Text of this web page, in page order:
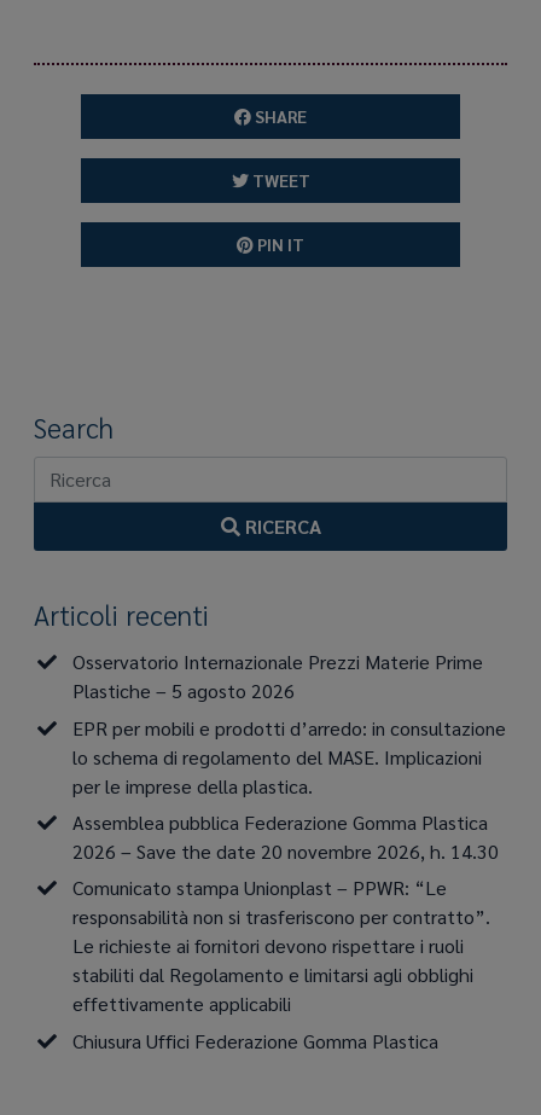
SHARE
TWEET
PIN IT
Search
RICERCA
Articoli recenti
Osservatorio Internazionale Prezzi Materie Prime
Plastiche – 5 agosto 2026
EPR per mobili e prodotti d’arredo: in consultazione
lo schema di regolamento del MASE. Implicazioni
per le imprese della plastica.
Assemblea pubblica Federazione Gomma Plastica
2026 – Save the date 20 novembre 2026, h. 14.30
Comunicato stampa Unionplast – PPWR: “Le
responsabilità non si trasferiscono per contratto”.
Le richieste ai fornitori devono rispettare i ruoli
stabiliti dal Regolamento e limitarsi agli obblighi
effettivamente applicabili
Chiusura Uffici Federazione Gomma Plastica